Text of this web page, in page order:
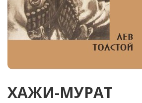
ХАЖИ-МУРАТ